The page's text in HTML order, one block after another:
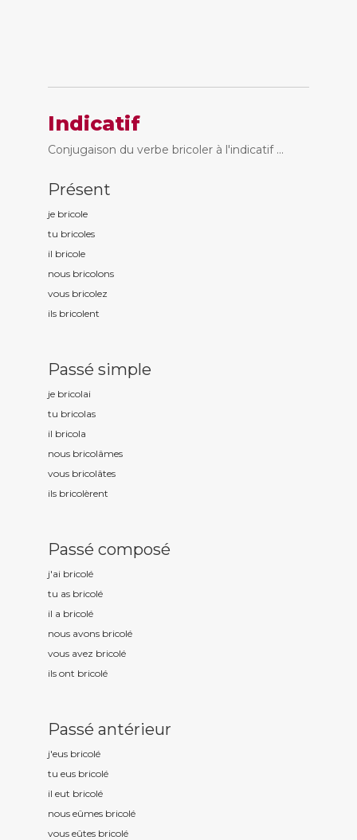
Indicatif
Conjugaison du verbe bricoler à l'indicatif ...
Présent
je bricole
tu bricoles
il bricole
nous bricolons
vous bricolez
ils bricolent
Passé simple
je bricolai
tu bricolas
il bricola
nous bricolâmes
vous bricolâtes
ils bricolèrent
Passé composé
j'ai bricolé
tu as bricolé
il a bricolé
nous avons bricolé
vous avez bricolé
ils ont bricolé
Passé antérieur
j'eus bricolé
tu eus bricolé
il eut bricolé
nous eûmes bricolé
vous eûtes bricolé